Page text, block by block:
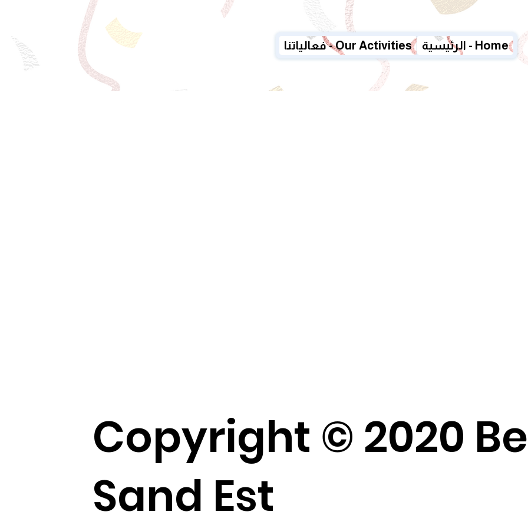
فعالياتنا - Our Activities الرئيسية - Home
Copyright © 2020
Sand Est